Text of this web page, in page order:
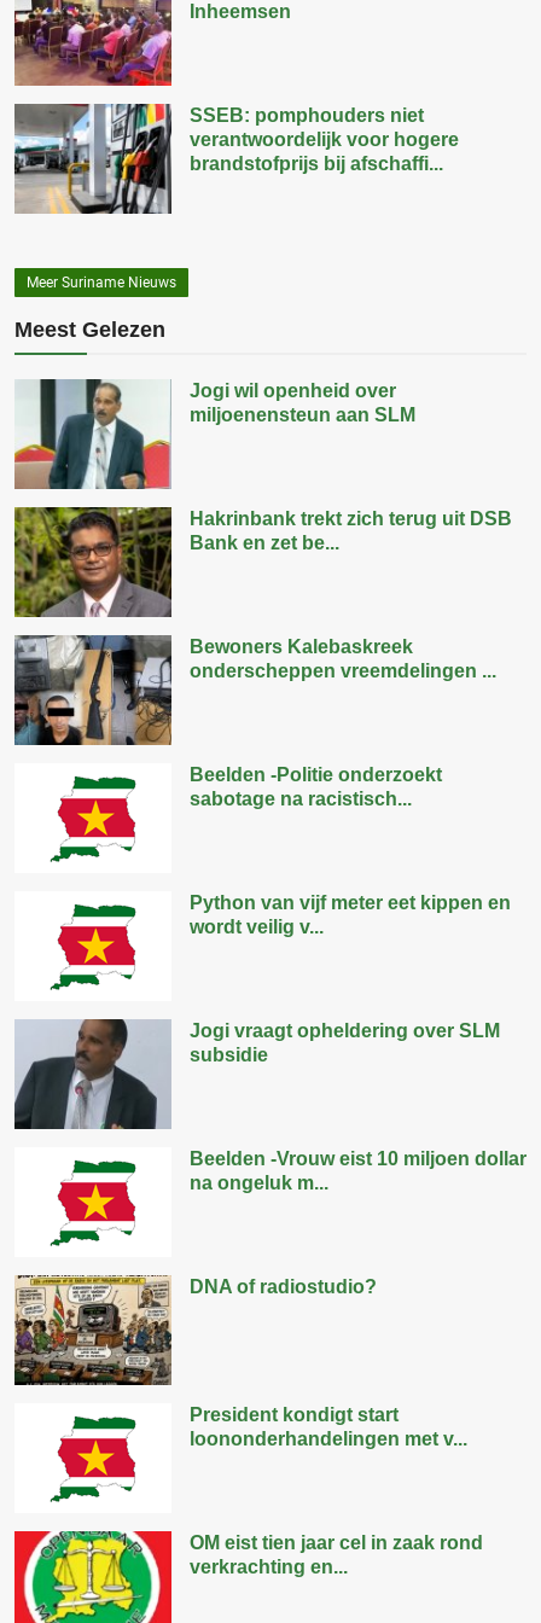
Inheemsen
SSEB: pomphouders niet
verantwoordelijk voor hogere
brandstofprijs bij afschaffi...
Meer Suriname Nieuws
Meest Gelezen
Jogi wil openheid over
miljoenensteun aan SLM
Hakrinbank trekt zich terug uit DSB
Bank en zet be...
Bewoners Kalebaskreek
onderscheppen vreemdelingen ...
Beelden -Politie onderzoekt
sabotage na racistisch...
Python van vijf meter eet kippen en
wordt veilig v...
Jogi vraagt opheldering over SLM
subsidie
Beelden -Vrouw eist 10 miljoen dollar
na ongeluk m...
DNA of radiostudio?
President kondigt start
loononderhandelingen met v...
OM eist tien jaar cel in zaak rond
verkrachting en...